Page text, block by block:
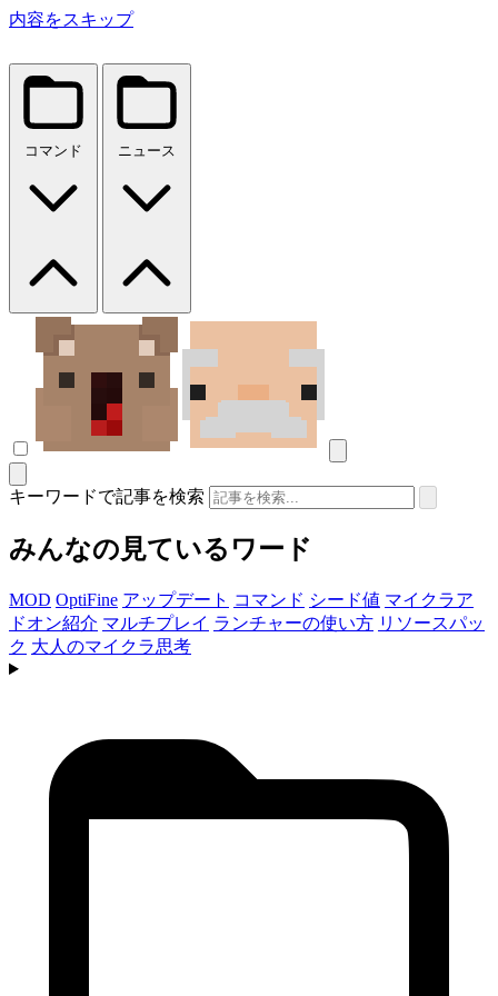
内容をスキップ
コマンド ニュース
キーワードで記事を検索
みんなの見ているワード
MOD OptiFine アップデート コマンド シード値 マイクラア
ドオン紹介 マルチプレイ ランチャーの使い方 リソースパッ
ク 大人のマイクラ思考